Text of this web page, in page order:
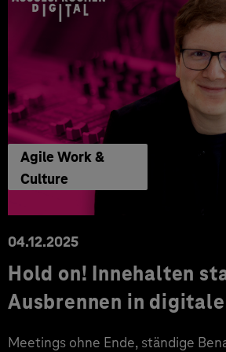
Agile Work &
Culture
04.12.2025
Hold on! Innehalten
Ausbrennen in
Meetings ohne Ende, ständige